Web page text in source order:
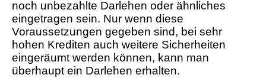
noch unbezahlte Darlehen oder ähnliches
eingetragen sein. Nur wenn diese
Voraussetzungen gegeben sind, bei sehr
hohen Krediten auch weitere Sicherheiten
eingeräumt werden können, kann man
überhaupt ein Darlehen erhalten.